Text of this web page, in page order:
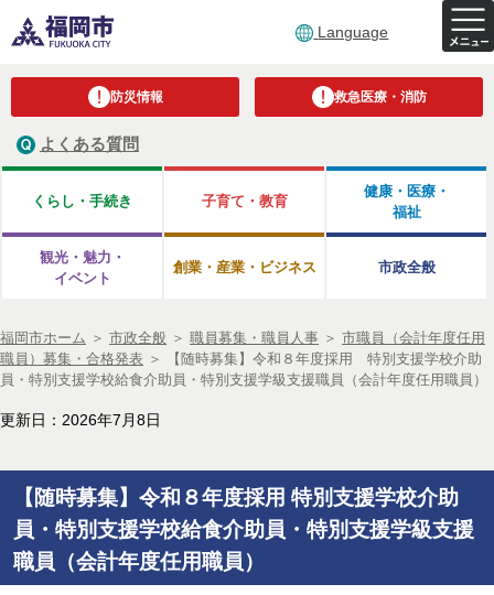
Language
防災情報 救急医療・消防
よくある質問
くらし・手続き 子育て・教育
健康・医療・
福祉
観光・魅力・
イベント
創業・産業・ビジネス 市政全般
福岡市ホーム ＞ 市政全般 ＞ 職員募集・職員人事 ＞ 市職員（会計年度任用
職員）募集・合格発表 ＞
【随時募集】令和８年度採用 特別支援学校介助
員・特別支援学校給食介助員・特別支援学級支援職員（会計年度任用職員）
更新日：2026年7月8日
【随時募集】令和８年度採用 特別支援学校介助
員・特別支援学校給食介助員・特別支援学級支援
職員（会計年度任用職員）